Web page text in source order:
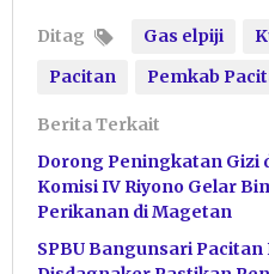
Ditag Gas elpiji
Pacitan
Pemkab
Berita Terkait
Dorong Peningkatan Gizi
Komisi IV Riyono Gelar
Perikanan di Magetan
SPBU Bangunsari